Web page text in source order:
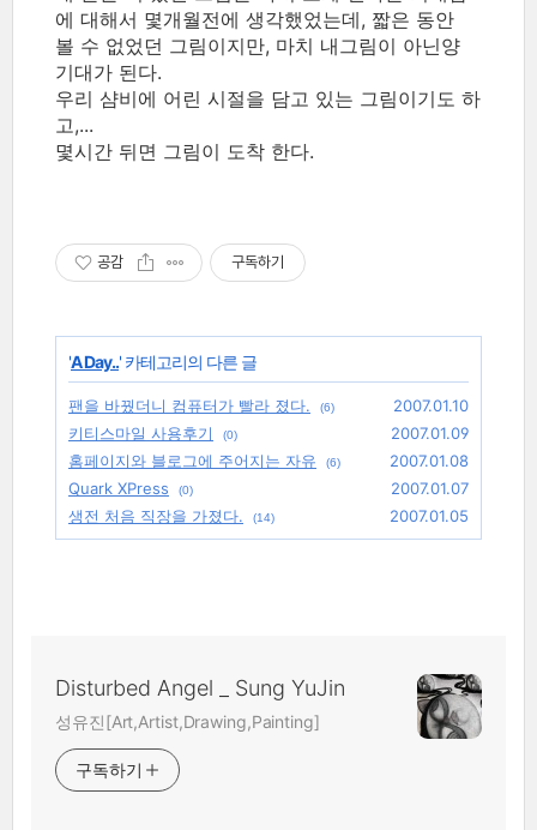
에 대해서 몇개월전에 생각했었는데, 짧은 동안
볼 수 없었던 그림이지만, 마치 내그림이 아닌양
기대가 된다.
우리 샴비에 어린 시절을 담고 있는 그림이기도 하
고,...
몇시간 뒤면 그림이 도착 한다.
공감 구독하기
'A Day..' 카테고리의 다른 글
팬을 바꿨더니 컴퓨터가 빨라 졌다. (6)
2007.01.10
키티스마일 사용후기
(0)
2007.01.09
홈페이지와 블로그에 주어지는 자유
(6)
2007.01.08
Quark XPress
(0)
2007.01.07
생전 처음 직장을 가졌다.
(14) 2007.01.05
Disturbed Angel _ Sung YuJin
성유진[Art,Artist,Drawing,Painting]
구독하기